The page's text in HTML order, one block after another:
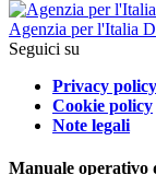
Agenzia per l'Italia
Seguici su
Privacy policy
Cookie policy
Note legali
Manuale operativo